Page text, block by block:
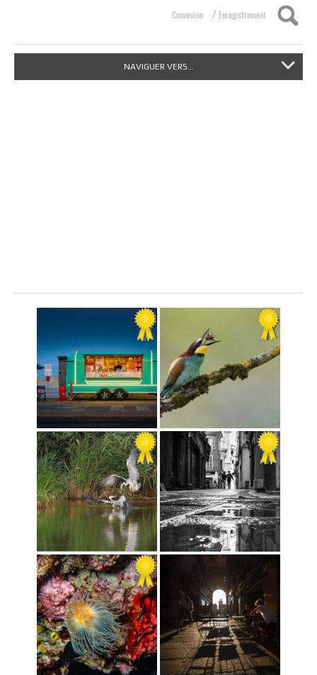
Connexion / Enregistrement
NAVIGUER VERS...